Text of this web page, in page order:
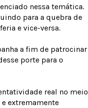
nessa temática.
para a quebra de
e vice-versa.
a fim de patrocinar
porte para o
real no meio
extremamente